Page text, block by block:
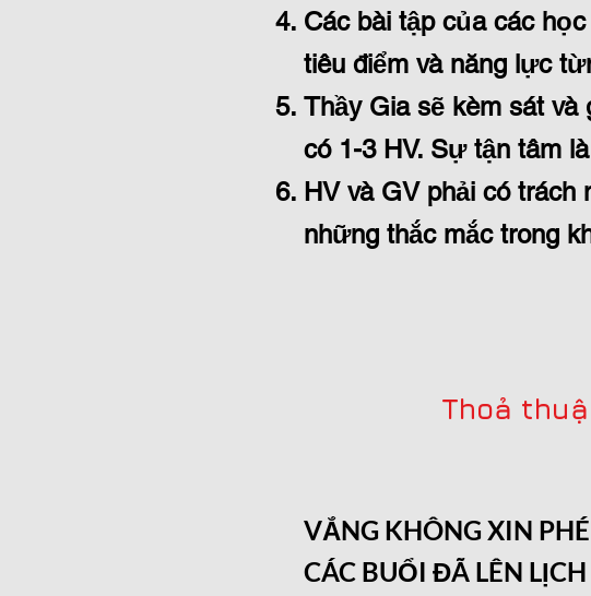
Các bài tập của các
tiêu điểm và năng lực
Thầy Gia sẽ kèm sát và
có 1-3 HV. Sự tận tâm
HV và GV phải có
những thắc mắc trong
Thoả
​VẮNG KHÔNG XIN
CÁC BUỔI ĐÃ LÊN